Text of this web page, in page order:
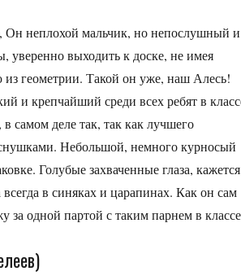
Он неплохой мальчик, но непослушный и
уверенно выходить к доске, не имея
из геометрии. Такой он уже, наш Алесь!
и крепчайший среди всех ребят в
самом деле так, так как лучшего
Небольшой, немного курносый
Голубые захваченные глаза,
в синяках и царапинах. Как он сам
за одной партой с таким парнем в